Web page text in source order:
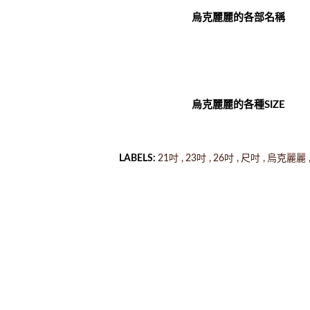
烏克麗麗的各部名稱
烏克麗麗的各種SIZE
LABELS: 21吋 23吋 26吋 尺吋 烏克麗麗